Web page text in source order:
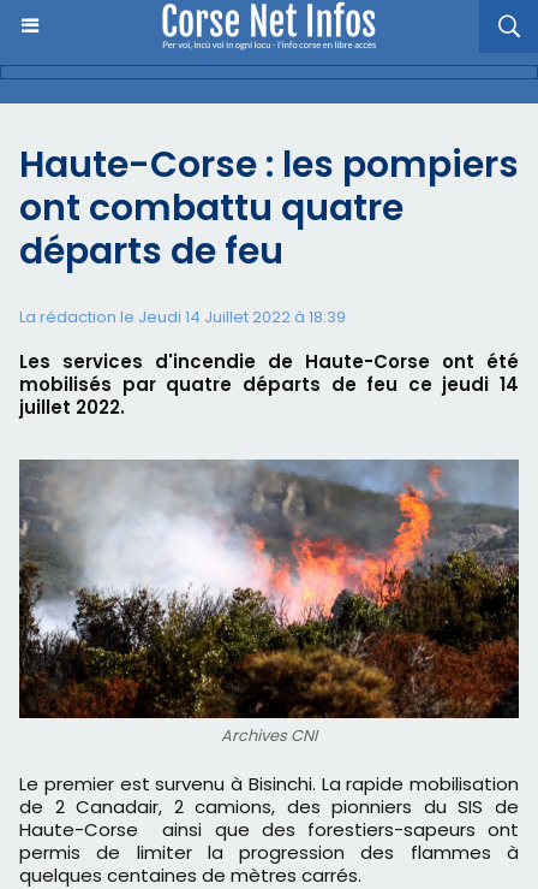
Haute-Corse : les pompiers
ont combattu quatre
départs de feu
La rédaction le Jeudi 14 Juillet 2022 à 18:39
Les services d'incendie de Haute-Corse ont été
mobilisés par quatre départs de feu ce jeudi 14
juillet 2022.
Archives CNI
Le premier est survenu à Bisinchi. La rapide mobilisation
de 2 Canadair, 2 camions, des pionniers du SIS de
Haute-Corse ainsi que des forestiers-sapeurs ont
permis de limiter la progression des flammes à
quelques centaines de mètres carrés.